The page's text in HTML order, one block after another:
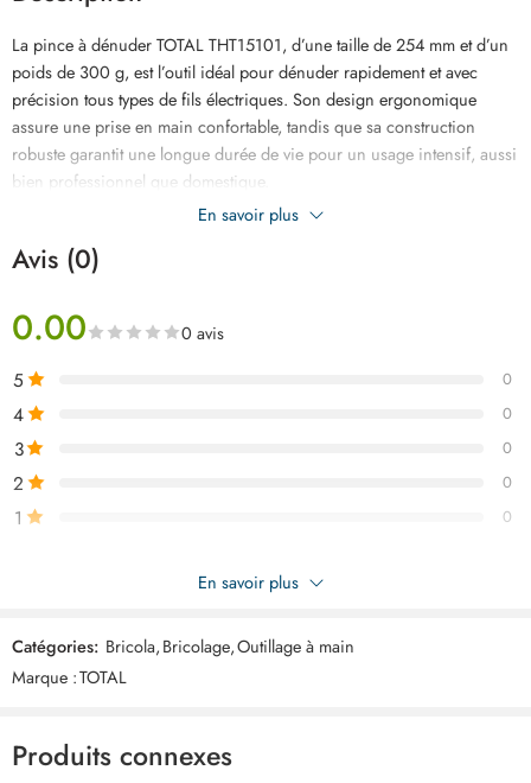
La pince à dénuder TOTAL THT15101, d’une taille de 254 mm et d’un
poids de 300 g, est l’outil idéal pour dénuder rapidement et avec
précision tous types de fils électriques. Son design ergonomique
assure une prise en main confortable, tandis que sa construction
robuste garantit une longue durée de vie pour un usage intensif, aussi
bien professionnel que domestique.
En savoir plus
Avis (0)
0.00 0 avis
5 0
4 0
3 0
2 0
1 0
Soyez le premier à donner votre avis sur “TOTAL Pince a denuder
250mm THT15101”
Commentaires
Il n'y a pas encore de critiques.
En savoir plus
Catégories: Bricola,Bricolage,Outillage à main
Marque :TOTAL
Produits connexes